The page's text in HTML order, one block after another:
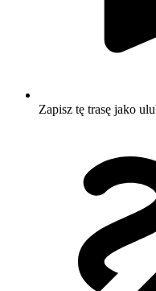
Zapisz tę trasę jako